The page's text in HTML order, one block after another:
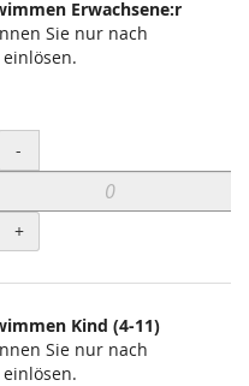
Erwachsene:r
Sie nur nach
Menge
-
+
Kind (4-11)
Sie nur nach